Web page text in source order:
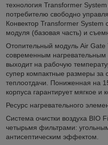
технология Transformer
потребителю свободно
Конвектор Transformer System
модуля (базовая часть) и
Отопительный модуль Air
современным
выходит на рабочую
супер компактные размеры за
теплоотдачи. Пониженная на
корпуса гарантирует мягкое и
Ресурс нагревательного
Система очистки воздуха BIO
четырьмя фильтрами:
антисептическим эффектом.